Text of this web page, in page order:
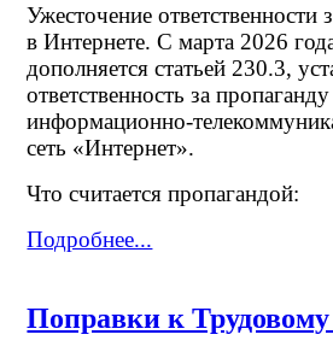
Ужесточение ответственности
в Интернете. С марта 2026
дополняется статьей 230.3,
ответственность за
информационно-
сеть «Интернет».
Что считается пропагандой:
Подробнее...
Поправки к Трудовому